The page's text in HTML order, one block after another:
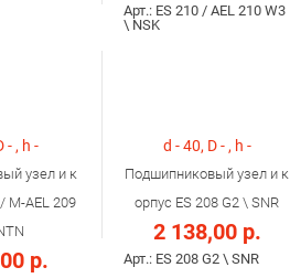
Арт.: ES 210 / AEL 210 W3
\ NSK
- , h -
узел и к
M-AEL 209
р.
d - 40, D - , h -
Подшипниковый узел и к
орпус ES 208 G2 \ SNR
2 138,00 р.
Арт.: ES 208 G2 \ SNR